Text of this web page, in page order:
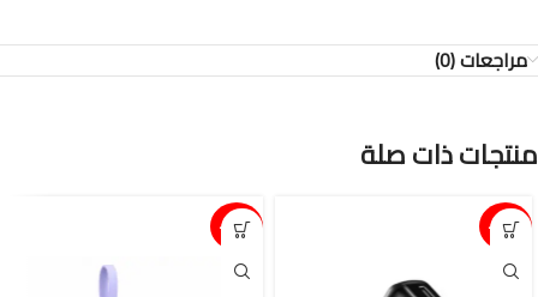
مراجعات (0)
منتجات ذات صلة
15%-
15%-